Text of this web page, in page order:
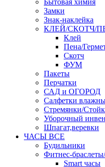
Бытовая химия
Замки
Знак-наклейка
КЛЕЙ/СКОТЧ/
Клей
Пена/
Скотч
ФУМ
Пакеты
Перчатки
САД и ОГОРОД
Салфетки
Стремянки/
Уборочный
Шпагат,веревки
ЧАСЫ ВСЕ
Будильники
Фитнес-
Smart часы